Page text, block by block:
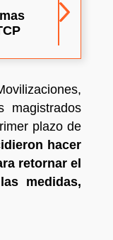
magistrados
plazo de
hacer
retornar el
medidas,